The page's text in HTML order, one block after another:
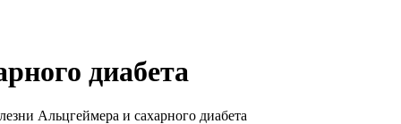
диабета
Альцгеймера и сахарного диабета